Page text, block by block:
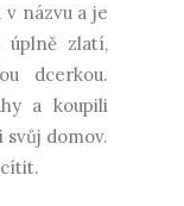
názvu a je
úplně zlatí,
dcerkou.
a koupili
svůj domov.